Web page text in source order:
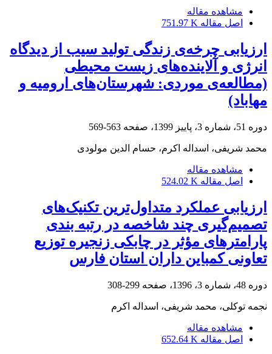
مشاهده مقاله
اصل مقاله 751.97 K
ارزیابی چرخه‌ی زندگی تولید سیب از دیدگاه
انرژی و آلاینده‌های زیست محیطی
(مطالعه‌ی موردی: شهرستان‌های ارومیه و
مهاباد)
دوره 51، شماره 3، پاییز 1399، صفحه 563-569
محمد شریفی، اسداله اکرم، حسام الدین مولودی
مشاهده مقاله
اصل مقاله 524.02 K
ارزیابی عملکرد متداول‌ترین تکنیک‌های
تصمیم‌گیری چند شاخصه در رتبه بندی
پارامترهای مؤثر در چابکی زنجیره توزیع
تعاونی کمباین داران استان فارس
دوره 48، شماره 3، 1396، صفحه 299-308
نجمه توکلی، محمد شریفی، اسداله اکرم
مشاهده مقاله
اصل مقاله 652.64 K